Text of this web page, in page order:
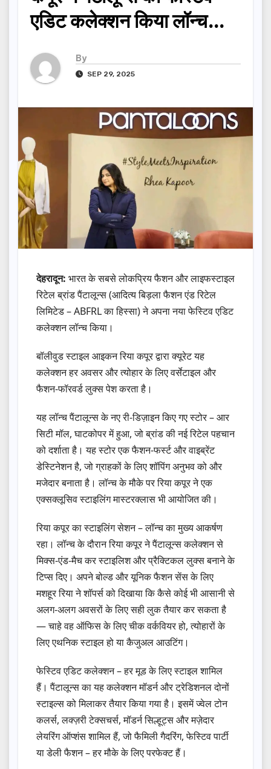
एडिट कलेक्शन किया लॉन्च…
By
SEP 29, 2025
देहरादून: भारत के सबसे लोकप्रिय फैशन और लाइफस्टाइल
रिटेल ब्रांड पैंटालून्‍स (आदित्य बिड़ला फैशन एंड रिटेल
लिमिटेड – ABFRL का हिस्सा) ने अपना नया फेस्टिव एडिट
कलेक्शन लॉन्च किया।
बॉलीवुड स्टाइल आइकन रिया कपूर द्वारा क्यूरेट यह
कलेक्शन हर अवसर और त्योहार के लिए वर्सेटाइल और
फैशन-फॉरवर्ड लुक्स पेश करता है।
यह लॉन्च पैंटालून्‍स के नए री-डिज़ाइन किए गए स्टोर – आर
सिटी मॉल, घाटकोपर में हुआ, जो ब्रांड की नई रिटेल पहचान
को दर्शाता है। यह स्टोर एक फैशन-फर्स्ट और वाइब्रेंट
डेस्टिनेशन है, जो ग्राहकों के लिए शॉपिंग अनुभव को और
मजेदार बनाता है। लॉन्च के मौके पर रिया कपूर ने एक
एक्सक्लूसिव स्टाइलिंग मास्टरक्लास भी आयोजित की।
रिया कपूर का स्टाइलिंग सेशन – लॉन्च का मुख्य आकर्षण
रहा। लॉन्च के दौरान रिया कपूर ने पैंटालून्‍स कलेक्शन से
मिक्स-एंड-मैच कर स्टाइलिश और प्रैक्टिकल लुक्स बनाने के
टिप्स दिए। अपने बोल्ड और यूनिक फैशन सेंस के लिए
मशहूर रिया ने शॉपर्स को दिखाया कि कैसे कोई भी आसानी से
अलग-अलग अवसरों के लिए सही लुक तैयार कर सकता है
— चाहे वह ऑफिस के लिए चीक वर्कवियर हो, त्योहारों के
लिए एथनिक स्टाइल हो या कैजुअल आउटिंग।
फेस्टिव एडिट कलेक्शन – हर मूड के लिए स्टाइल शामिल
हैं। पैंटालून्‍स का यह कलेक्शन मॉडर्न और ट्रेडिशनल दोनों
स्टाइल्स को मिलाकर तैयार किया गया है। इसमें ज्वेल टोन
कलर्स, लक्ज़री टेक्सचर्स, मॉडर्न सिल्हूट्स और मज़ेदार
लेयरिंग ऑप्शंस शामिल हैं, जो फैमिली गैदरिंग, फेस्टिव पार्टी
या डेली फैशन – हर मौके के लिए परफेक्ट हैं।